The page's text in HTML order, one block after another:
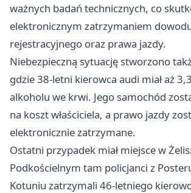
ważnych badań technicznych, co
elektronicznym zatrzymaniem
rejestracyjnego oraz prawa jazdy.
Niebezpieczną sytuację stworzono
gdzie 38-letni kierowca audi miał aż
alkoholu we krwi. Jego samochód
na koszt właściciela, a prawo jazdy
elektronicznie zatrzymane.
Ostatni przypadek miał miejsce w
Podkościelnym tam policjanci z
Kotuniu zatrzymali 46-letniego